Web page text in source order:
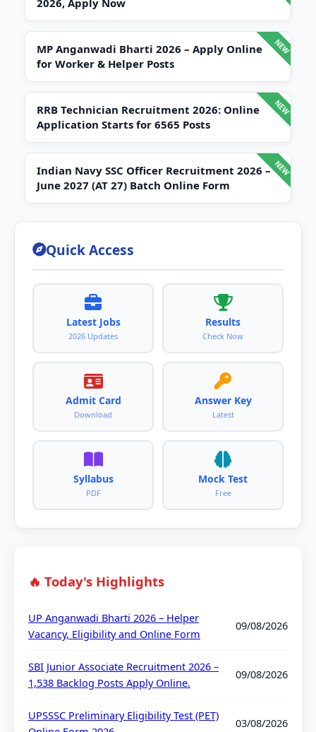
MP Anganwadi Bharti 2026 – Apply Online
for Worker & Helper Posts
RRB Technician Recruitment 2026: Online
Application Starts for 6565 Posts
Indian Navy SSC Officer Recruitment 2026 –
June 2027 (AT 27) Batch Online Form
Quick Access
Latest Jobs
2026 Updates
Results
Check Now
Admit Card
Download
Answer Key
Latest
Syllabus
PDF
Mock Test
Free
🔥 Today's Highlights
UP Anganwadi Bharti 2026 – Helper
Vacancy, Eligibility and Online Form
09/08/2026
SBI Junior Associate Recruitment 2026 –
1,538 Backlog Posts Apply Online.
09/08/2026
UPSSSC Preliminary Eligibility Test (PET)
03/08/2026